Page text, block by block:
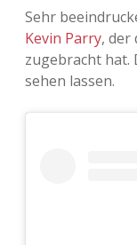
Sehr
Kevin Parry, der
zugebracht hat.
sehen lassen.